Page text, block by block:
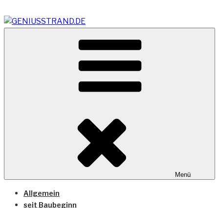
Inhalt
springen
GENIUSSTRAND.DE
Vom Geniusstrand zum JadeWeserPort/Container
Terminal Wilhelmshaven
Menü
Allgemein
seit Baubeginn